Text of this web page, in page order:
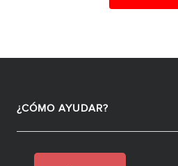
¿CÓMO AYUDAR?